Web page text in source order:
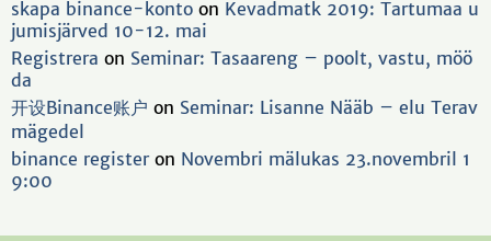
skapa binance-konto on Kevadmatk 2019: Tartumaa u
jumisjärved 10-12. mai
Registrera on Seminar: Tasaareng – poolt, vastu, möö
da
开设Binance账户 on Seminar: Lisanne Nääb – elu Terav
mägedel
binance registeron Novembri mälukas 23.novembril 1
9:00